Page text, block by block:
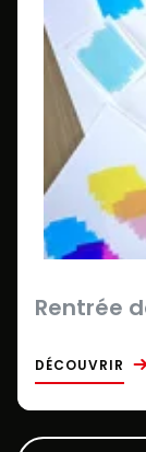
Rentrée
DÉCOUVRIR